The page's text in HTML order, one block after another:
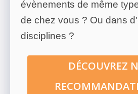
évènements de même
de chez vous ? Ou dans
disciplines ?
DÉCOUVREZ